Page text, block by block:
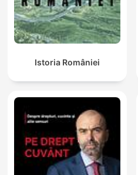
Istoria României